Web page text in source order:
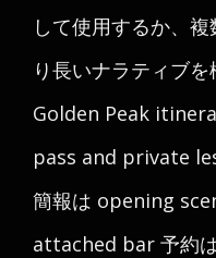
して使用するか、
り長いナラティブ
Golden Peak
pass and private
簡報は opening
attached bar 予約